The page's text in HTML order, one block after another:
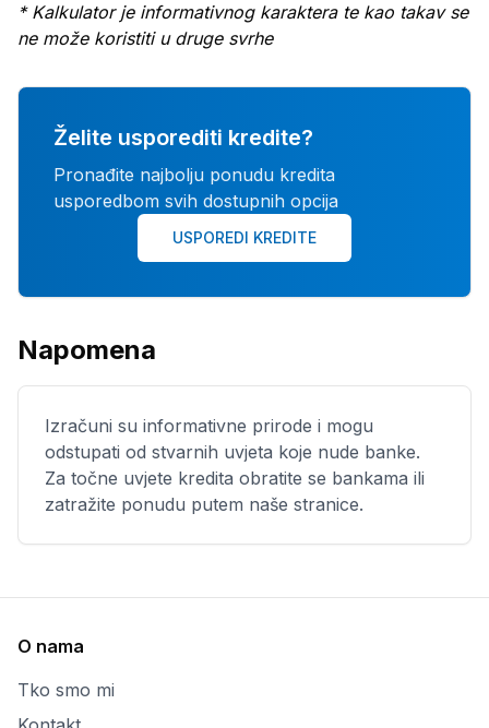
* Kalkulator je informativnog karaktera te kao takav se
ne može koristiti u druge svrhe
Želite usporediti kredite?
Pronađite najbolju ponudu kredita
usporedbom svih dostupnih opcija
USPOREDI KREDITE
Napomena
Izračuni su informativne prirode i mogu
odstupati od stvarnih uvjeta koje nude banke.
Za točne uvjete kredita obratite se bankama ili
zatražite ponudu putem naše stranice.
O nama
Tko smo mi